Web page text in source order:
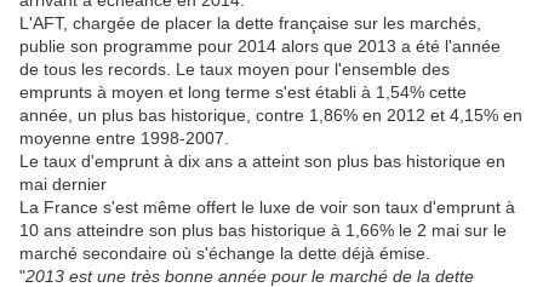
L'AFT, chargée de placer la dette française sur les marchés,
publie son programme pour 2014 alors que 2013 a été l'année
de tous les records. Le taux moyen pour l'ensemble des
emprunts à moyen et long terme s'est établi à 1,54% cette
année, un plus bas historique, contre 1,86% en 2012 et 4,15% en
moyenne entre 1998-2007.
Le taux d'emprunt à dix ans a atteint son plus bas historique en
mai dernier
La France s'est même offert le luxe de voir son taux d'emprunt à
10 ans atteindre son plus bas historique à 1,66% le 2 mai sur le
marché secondaire où s'échange la dette déjà émise.
"2013 est une très bonne année pour le marché de la dette